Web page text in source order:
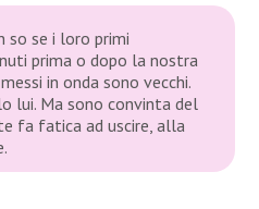
so se i loro primi
prima o dopo la nostra
in onda sono vecchi.
lui. Ma sono convinta del
fa fatica ad uscire, alla